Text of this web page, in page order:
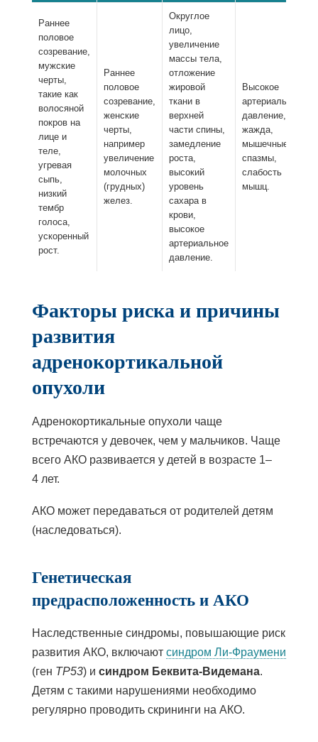
Раннее
половое
созревание,
мужские
черты,
такие как
волосяной
покров на
лице и
теле,
угревая
сыпь,
низкий
тембр
голоса,
ускоренный
рост.
Раннее
половое
созревание,
женские
черты,
например
увеличение
молочных
(грудных)
желез.
Округлое
лицо,
увеличение
массы тела,
отложение
жировой
ткани в
верхней
части спины,
замедление
роста,
высокий
уровень
сахара в
крови,
высокое
артериальное
давление.
Высокое
артериальное
давление,
жажда,
мышечные
спазмы,
слабость
мышц.
Факторы риска и причины
развития
адренокортикальной
опухоли
Адренокортикальные опухоли чаще
встречаются у девочек, чем у мальчиков. Чаще
всего АКО развивается у детей в возрасте 1–
4 лет.
АКО может передаваться от родителей детям
(наследоваться).
Генетическая
предрасположенность и АКО
Наследственные синдромы, повышающие риск
развития АКО, включают синдром Ли-Фраумени
(ген TP53) и синдром Беквита-Видемана.
Детям с такими нарушениями необходимо
регулярно проводить скрининги на АКО.